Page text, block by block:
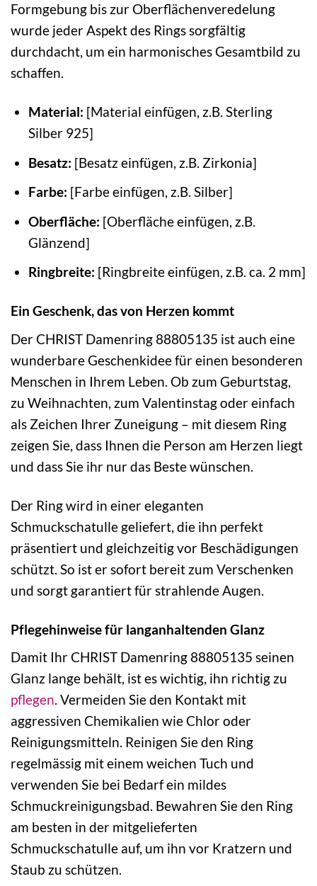
Formgebung bis zur Oberflächenveredelung
wurde jeder Aspekt des Rings sorgfältig
durchdacht, um ein harmonisches Gesamtbild zu
schaffen.
Material: [Material einfügen, z.B. Sterling
Silber 925]
Besatz: [Besatz einfügen, z.B. Zirkonia]
Farbe: [Farbe einfügen, z.B. Silber]
Oberfläche: [Oberfläche einfügen, z.B.
Glänzend]
Ringbreite: [Ringbreite einfügen, z.B. ca. 2 mm]
Ein Geschenk, das von Herzen kommt
Der CHRIST Damenring 88805135 ist auch eine
wunderbare Geschenkidee für einen besonderen
Menschen in Ihrem Leben. Ob zum Geburtstag,
zu Weihnachten, zum Valentinstag oder einfach
als Zeichen Ihrer Zuneigung – mit diesem Ring
zeigen Sie, dass Ihnen die Person am Herzen liegt
und dass Sie ihr nur das Beste wünschen.
Der Ring wird in einer eleganten
Schmuckschatulle geliefert, die ihn perfekt
präsentiert und gleichzeitig vor Beschädigungen
schützt. So ist er sofort bereit zum Verschenken
und sorgt garantiert für strahlende Augen.
Pflegehinweise für langanhaltenden Glanz
Damit Ihr CHRIST Damenring 88805135 seinen
Glanz lange behält, ist es wichtig, ihn richtig zu
pflegen. Vermeiden Sie den Kontakt mit
aggressiven Chemikalien wie Chlor oder
Reinigungsmitteln. Reinigen Sie den Ring
regelmässig mit einem weichen Tuch und
verwenden Sie bei Bedarf ein mildes
Schmuckreinigungsbad. Bewahren Sie den Ring
am besten in der mitgelieferten
Schmuckschatulle auf, um ihn vor Kratzern und
Staub zu schützen.